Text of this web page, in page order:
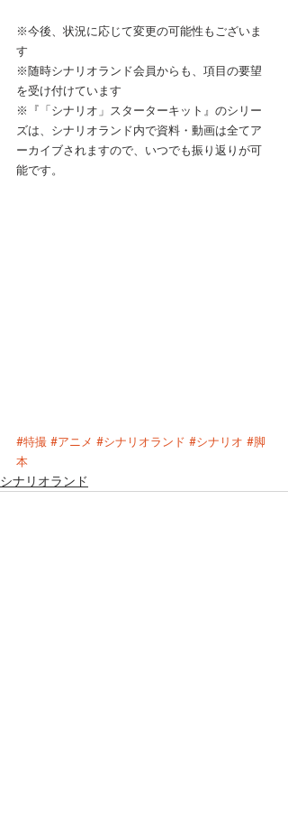
※今後、状況に応じて変更の可能性もございま
す
※随時シナリオランド会員からも、項目の要望
を受け付けています
※『「シナリオ」スターターキット』のシリー
ズは、シナリオランド内で資料・動画は全てア
ーカイブされますので、いつでも振り返りが可
能です。
#特撮 #アニメ #シナリオランド #シナリオ #脚
本
シナリオランド